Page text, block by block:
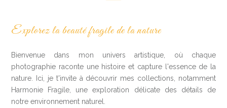
Explorez la beauté fragile de la nature
Bienvenue dans mon univers artistique, où chaque
photographie raconte une histoire et capture l'essence de la
nature. Ici, je t'invite à découvrir mes collections, notamment
Harmonie Fragile, une exploration délicate des détails de
notre environnement naturel.